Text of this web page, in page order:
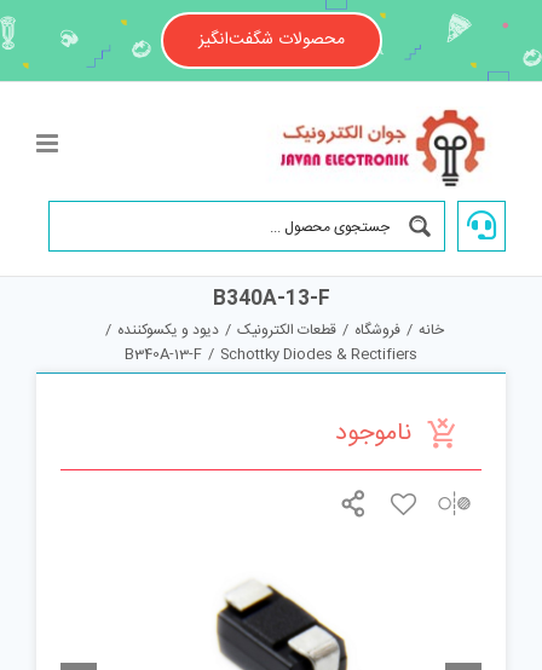
content
محصولات شگفت‌انگیز
B340A-13-F
خانه / فروشگاه / قطعات الکترونیک / دیود و یکسوکننده /
Schottky Diodes & Rectifiers
/
B340A-13-F
ناموجود